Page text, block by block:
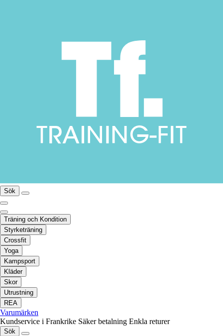
Sök
Träning och Kondition
Styrketräning
Crossfit
Yoga
Kampsport
Kläder
Skor
Utrustning
REA
Varumärken
Kundservice i Frankrike Säker betalning Enkla returer
Sök